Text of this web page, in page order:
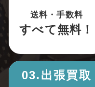
送料・手数料
すべて無料！
03.出張買取